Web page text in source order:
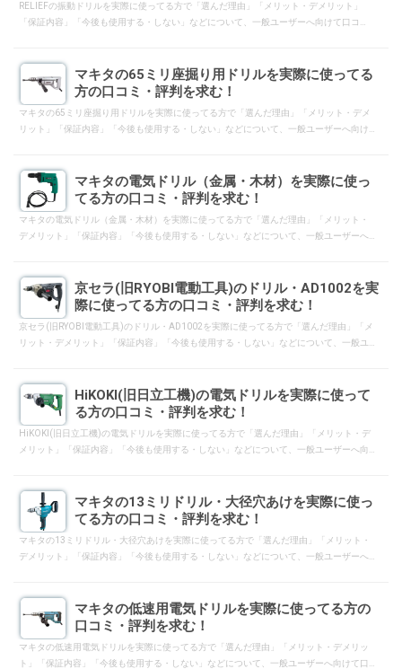
RELIEFの振動ドリルを実際に使ってる方で「選んだ理由」「メリット・デメリット」
「保証内容」「今後も使用する・しない」などについて、一般ユーザーへ向けて口コ
マキタの65ミリ座掘り用ドリルを実際に使ってる
方の口コミ・評判を求む！
マキタの65ミリ座掘り用ドリルを実際に使ってる方で「選んだ理由」「メリット・デメ
リット」「保証内容」「今後も使用する・しない」などについて、一般ユーザーへ向け
マキタの電気ドリル（金属・木材）を実際に使っ
てる方の口コミ・評判を求む！
マキタの電気ドリル（金属・木材）を実際に使ってる方で「選んだ理由」「メリット・
デメリット」「保証内容」「今後も使用する・しない」などについて、一般ユーザーへ
京セラ(旧RYOBI電動工具)のドリル・AD1002を実
際に使ってる方の口コミ・評判を求む！
京セラ(旧RYOBI電動工具)のドリル・AD1002を実際に使ってる方で「選んだ理由」「メ
リット・デメリット」「保証内容」「今後も使用する・しない」などについて、一般ユ
HiKOKI(旧日立工機)の電気ドリルを実際に使って
る方の口コミ・評判を求む！
HiKOKI(旧日立工機)の電気ドリルを実際に使ってる方で「選んだ理由」「メリット・デ
メリット」「保証内容」「今後も使用する・しない」などについて、一般ユーザーへ向
マキタの13ミリドリル・大径穴あけを実際に使っ
てる方の口コミ・評判を求む！
マキタの13ミリドリル・大径穴あけを実際に使ってる方で「選んだ理由」「メリット・
デメリット」「保証内容」「今後も使用する・しない」などについて、一般ユーザーへ
マキタの低速用電気ドリルを実際に使ってる方の
口コミ・評判を求む！
マキタの低速用電気ドリルを実際に使ってる方で「選んだ理由」「メリット・デメリッ
ト」「保証内容」「今後も使用する・しない」などについて、一般ユーザーへ向けて口